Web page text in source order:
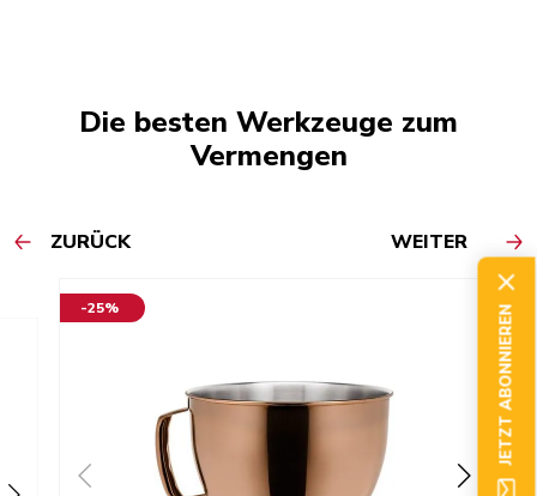
Die besten Werkzeuge zum
Vermengen
ZURÜCK WEITER
-25% JETZT ABONNIEREN